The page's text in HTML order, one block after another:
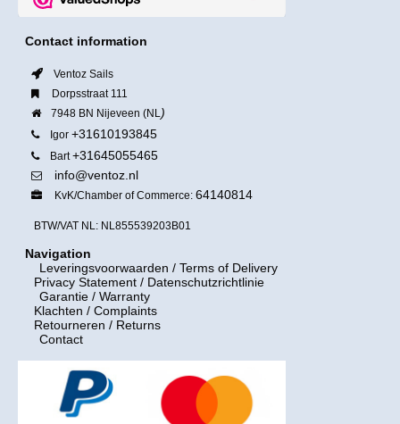
Contact information
Ventoz Sails
Dorpsstraat 111
7948 BN Nijeveen (NL )
Igor +31610193845
Bart+31645055465
info@ventoz.nl
KvK/Chamber of Commerce: 64140814
BTW/VAT NL: NL855539203B01
Navigation
Leveringsvoorwaarden / Terms of Delivery
Privacy Statement / Datenschutzrichtlinie
Garantie / Warranty
Klachten / Complaints
Retourneren / Returns
Contact